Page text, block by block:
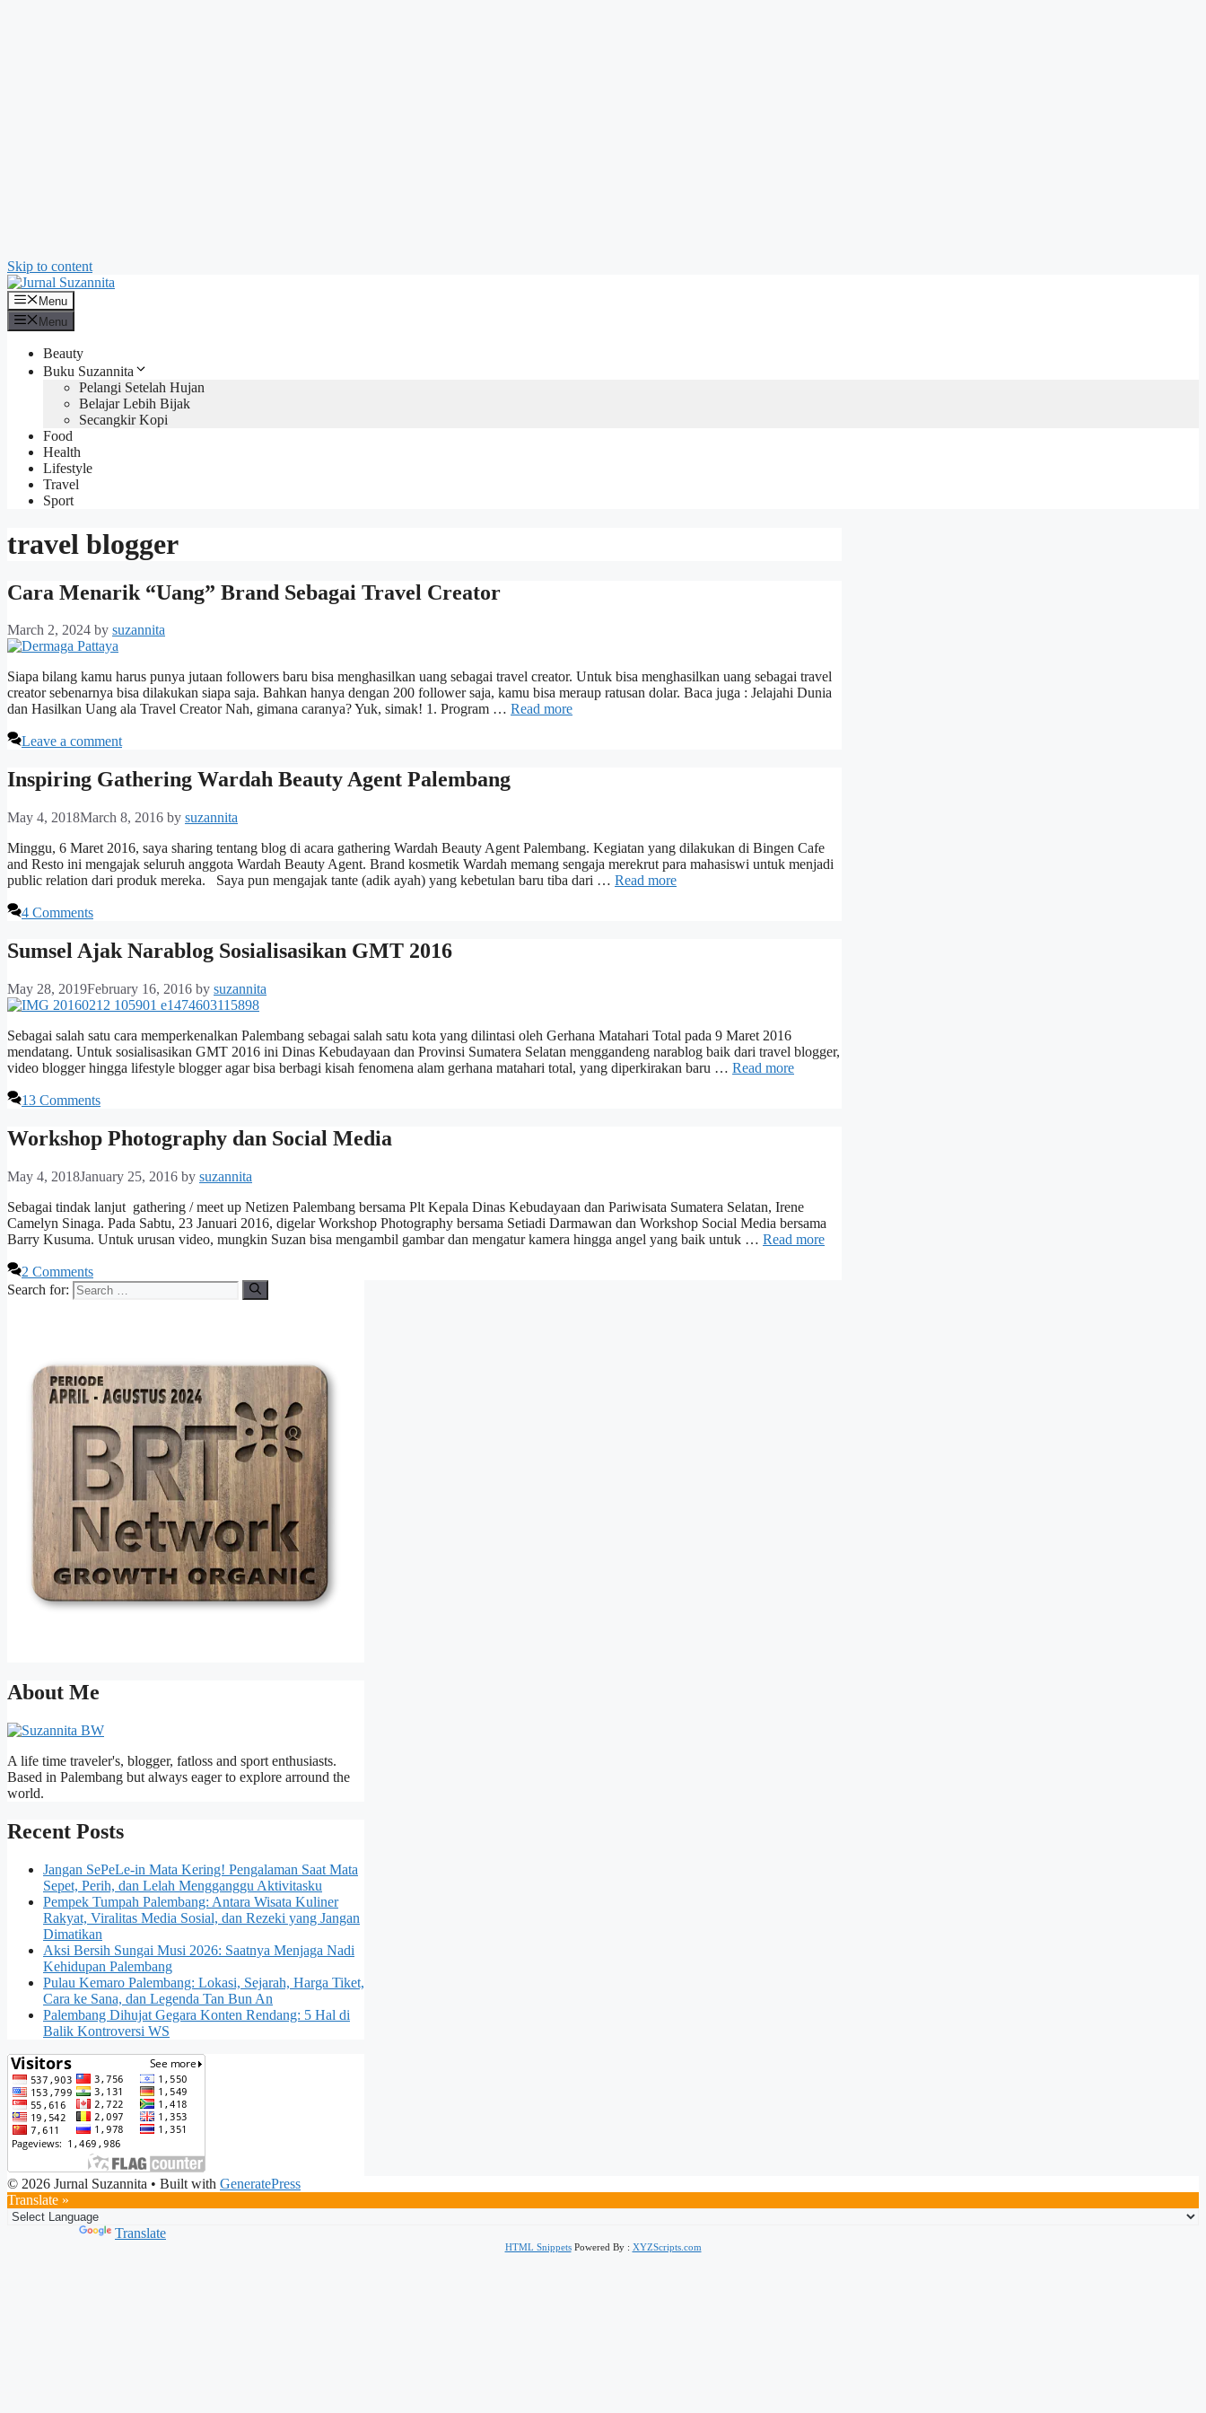
Skip to content
Menu
Menu
Beauty
Buku Suzannita
Pelangi Setelah Hujan
Belajar Lebih Bijak
Secangkir Kopi
Food
Health
Lifestyle
Travel
Sport
travel blogger
Cara Menarik “Uang” Brand Sebagai Travel Creator
March 2, 2024 by suzannita
Siapa bilang kamu harus punya jutaan followers baru bisa menghasilkan uang sebagai travel creator. Untuk bisa menghasilkan uang sebagai travel
creator sebenarnya bisa dilakukan siapa saja. Bahkan hanya dengan 200 follower saja, kamu bisa meraup ratusan dolar. Baca juga : Jelajahi Dunia
dan Hasilkan Uang ala Travel Creator Nah, gimana caranya? Yuk, simak! 1. Program … Read more
Leave a comment
Inspiring Gathering Wardah Beauty Agent Palembang
May 4, 2018March 8, 2016 by suzannita
Minggu, 6 Maret 2016, saya sharing tentang blog di acara gathering Wardah Beauty Agent Palembang. Kegiatan yang dilakukan di Bingen Cafe
and Resto ini mengajak seluruh anggota Wardah Beauty Agent. Brand kosmetik Wardah memang sengaja merekrut para mahasiswi untuk menjadi
public relation dari produk mereka. Saya pun mengajak tante (adik ayah) yang kebetulan baru tiba dari … Read more
4 Comments
Sumsel Ajak Narablog Sosialisasikan GMT 2016
May 28, 2019February 16, 2016 by suzannita
Sebagai salah satu cara memperkenalkan Palembang sebagai salah satu kota yang dilintasi oleh Gerhana Matahari Total pada 9 Maret 2016
mendatang. Untuk sosialisasikan GMT 2016 ini Dinas Kebudayaan dan Provinsi Sumatera Selatan m‎enggandeng narablog baik dari travel blogger,
video blogger hingga lifestyle blogger agar bisa berbagi kisah fenomena alam gerhana matahari total, yang diperkirakan baru … Read more
13 Comments
Workshop Photography dan Social Media
May 4, 2018January 25, 2016 by suzannita
Sebagai tindak lanjut gathering / meet up Netizen Palembang bersama Plt Kepala Dinas Kebudayaan dan Pariwisata Sumatera Selatan, Irene
Camelyn Sinaga. Pada Sabtu, 23 Januari 2016, digelar Workshop Photography bersama Setiadi Darmawan dan Workshop Social Media bersama
Barry Kusuma. Untuk urusan video, mungkin Suzan bisa mengambil gambar dan mengatur kamera hingga angel yang baik untuk … Read more
2 Comments
Search for:
About Me
A life time traveler's, blogger, fatloss and sport enthusiasts.
Based in Palembang but always eager to explore arround the
world.
Recent Posts
Jangan SePeLe-in Mata Kering! Pengalaman Saat Mata
Sepet, Perih, dan Lelah Mengganggu Aktivitasku
Pempek Tumpah Palembang: Antara Wisata Kuliner
Rakyat, Viralitas Media Sosial, dan Rezeki yang Jangan
Dimatikan
Aksi Bersih Sungai Musi 2026: Saatnya Menjaga Nadi
Kehidupan Palembang
Pulau Kemaro Palembang: Lokasi, Sejarah, Harga Tiket,
Cara ke Sana, dan Legenda Tan Bun An
Palembang Dihujat Gegara Konten Rendang: 5 Hal di
Balik Kontroversi WS
© 2026 Jurnal Suzannita • Built with GeneratePress
Translate »
Translate
HTML SnippetsPowered By : XYZScripts.com